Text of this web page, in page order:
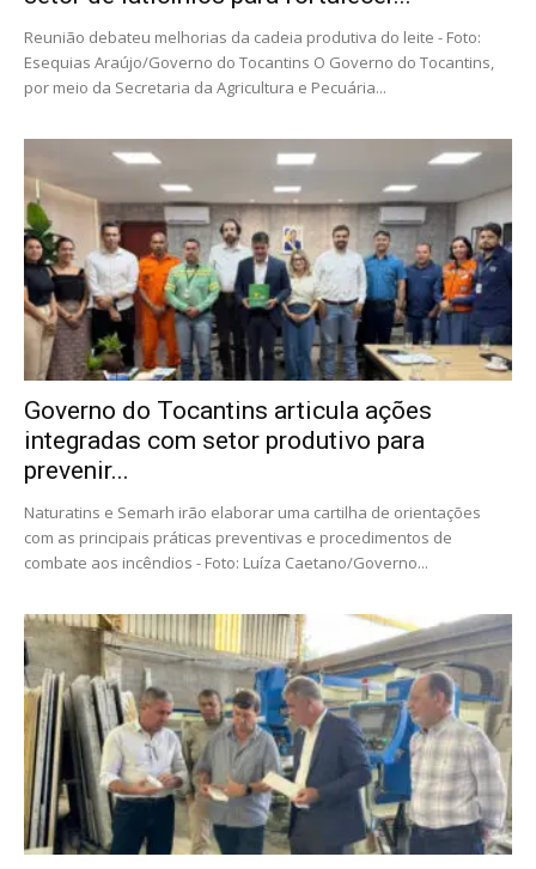
Reunião debateu melhorias da cadeia produtiva do leite - Foto:
Esequias Araújo/Governo do Tocantins O Governo do Tocantins,
por meio da Secretaria da Agricultura e Pecuária...
Governo do Tocantins articula ações
integradas com setor produtivo para
prevenir...
Naturatins e Semarh irão elaborar uma cartilha de orientações
com as principais práticas preventivas e procedimentos de
combate aos incêndios - Foto: Luíza Caetano/Governo...